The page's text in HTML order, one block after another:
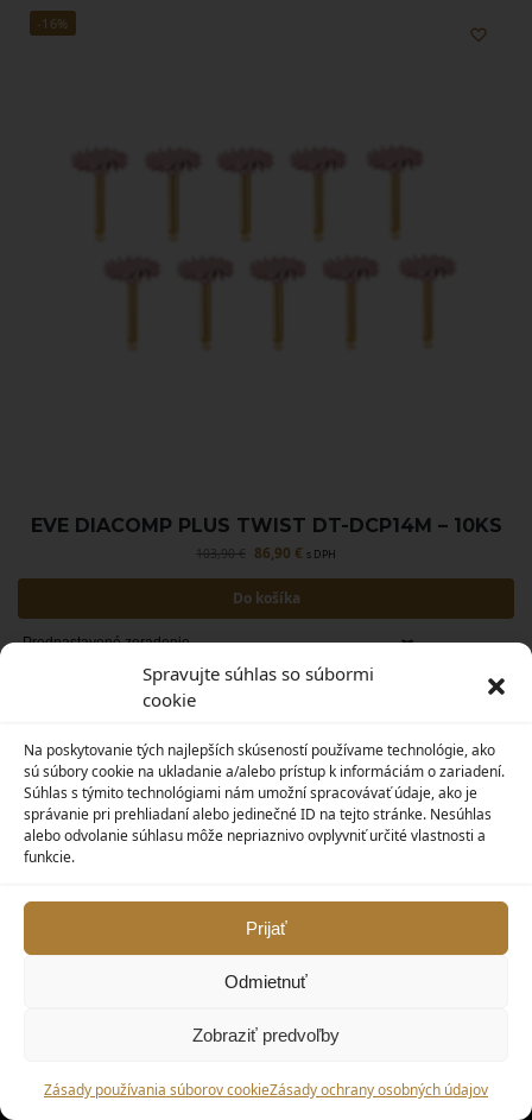
Spravujte súhlas so súbormi
cookie
Na poskytovanie tých najlepších skúseností používame technológie, ako
sú súbory cookie na ukladanie a/alebo prístup k informáciám o zariadení.
Súhlas s týmito technológiami nám umožní spracovávať údaje, ako je
správanie pri prehliadaní alebo jedinečné ID na tejto stránke. Nesúhlas
alebo odvolanie súhlasu môže nepriaznivo ovplyvniť určité vlastnosti a
funkcie.
Prijať
Odmietnuť
Zobraziť predvoľby
Zásady používania súborov cookieZásady ochrany osobných údajov
-16%
EVE DIACOMP PLUS TWIST DT-DCP14M – 10KS
103,90€ 86,90 € s DPH
Do košíka
1
INFORMÁCIE
Obchodné podmienky
Doručenie
Kontakt
Endodoncia a dostavba
Nástroje